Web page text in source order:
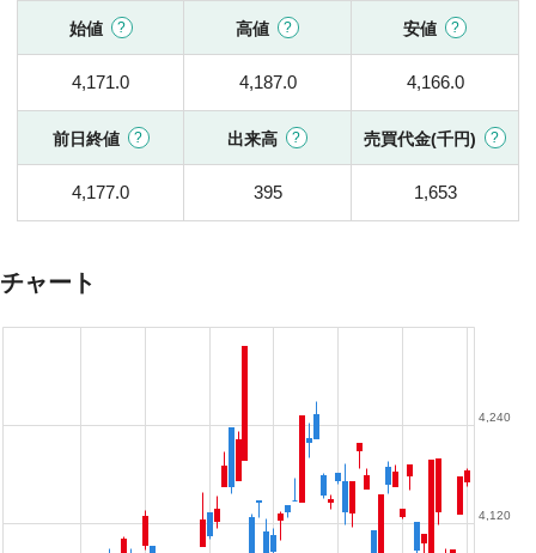
始値 高値 安値
4,171.0 4,187.0 4,166.0
前日終値 出来高 売買代金(千円)
4,177.0 395 1,653
チャート
4,120
4,240